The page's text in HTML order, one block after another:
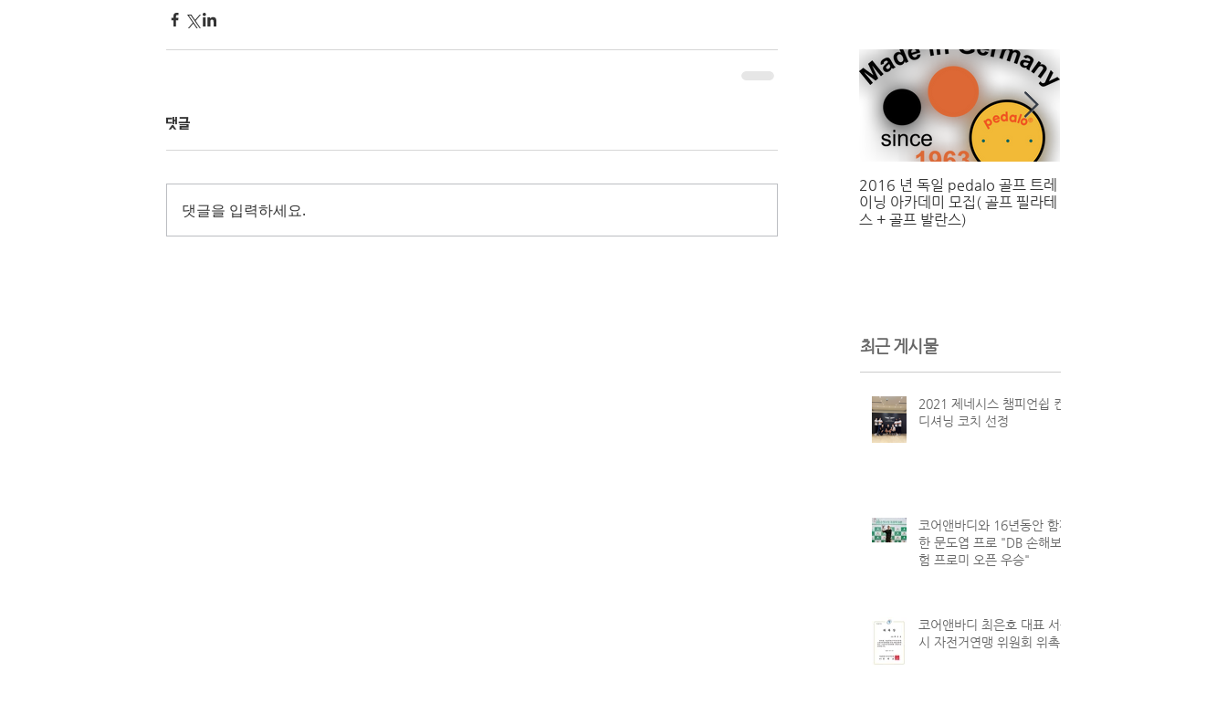
댓글
댓글을 입력하세요.
2016 년 독일 pedalo 골프 트레
이닝 아카데미 모집( 골프 필라테
스 + 골프 발란스)
최근 게시물
2021 제네시스 챔피언쉽 컨
디셔닝 코치 선정
코어앤바디와 16년동안 함께
한 문도엽 프로 "DB 손해보
험 프로미 오픈 우승"
코어앤바디 최은호 대표 서울
시 자전거연맹 위원회 위촉